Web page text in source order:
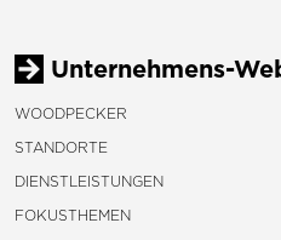
Unternehmens-
WOODPECKER
STANDORTE
DIENSTLEISTUNGEN
FOKUSTHEMEN